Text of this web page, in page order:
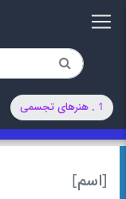
1 . هنرهای تجسمی
[اسم]